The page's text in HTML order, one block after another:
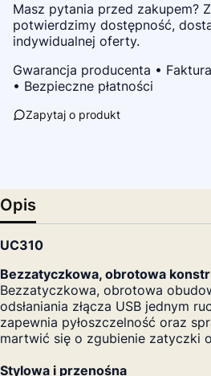
Masz pytania przed zakupem?
potwierdzimy dostępność,
indywidualnej oferty.
Gwarancja producenta •
• Bezpieczne płatności
Zapytaj o produkt
Opis
UC310
Bezzatyczkowa, obrotowa
Bezzatyczkowa, obrotowa
odsłaniania złącza USB jednym
zapewnia pyłoszczelność oraz
martwić się o zgubienie zatyczki
Stylowa i przenośna